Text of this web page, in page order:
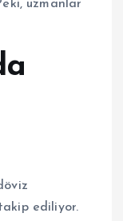
uzmanlar
ediliyor.